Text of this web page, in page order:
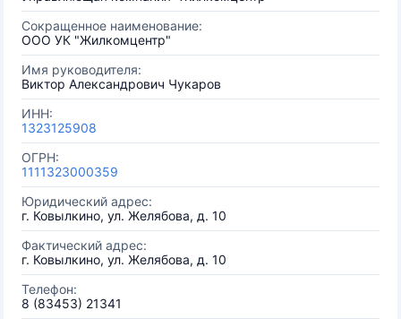
Сокращенное наименование:
ООО УК "Жилкомцентр"
Имя руководителя:
Виктор Александрович Чукаров
ИНН:
1323125908
ОГРН:
1111323000359
Юридический адрес:
г. Ковылкино, ул. Желябова, д. 10
Фактический адрес:
г. Ковылкино, ул. Желябова, д. 10
Телефон:
8 (83453) 21341